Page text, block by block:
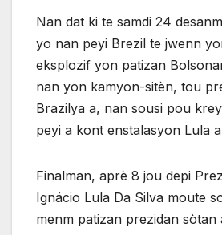
Nan dat ki te samdi 24
yo nan peyi Brezil te jwenn
eksplozif yon patizan
nan yon kamyon-sitèn, tou
Brazilya a, nan sousi pou
peyi a kont enstalasyon Lula
Finalman, aprè 8 jou depi
Ignácio Lula Da Silva moute
menm patizan prezidan sòtan